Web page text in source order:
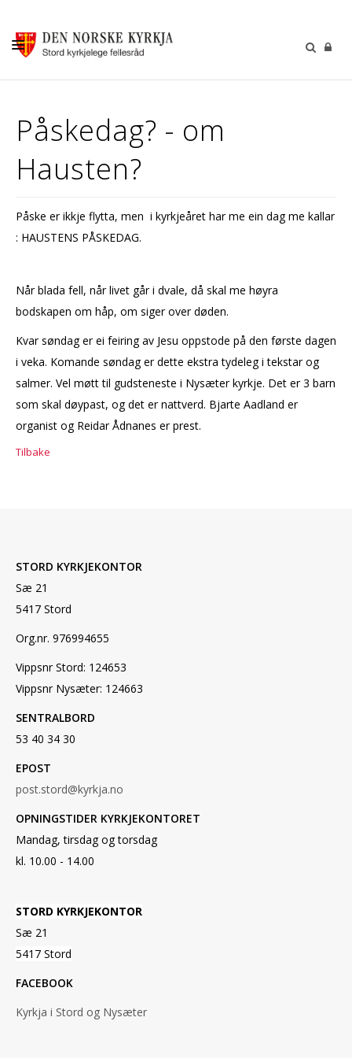
GUDSTENESTER
DÅP VIGSEL GRAVFERD
SOKNERÅDA
GI EI GÅVE
Påskedag? - om
Hausten?
Påske er ikkje flytta, men i kyrkjeåret har me ein dag me kallar
: HAUSTENS PÅSKEDAG.
Når blada fell, når livet går i dvale, då skal me høyra
bodskapen om håp, om siger over døden.
Kvar søndag er ei feiring av Jesu oppstode på den første dagen
i veka. Komande søndag er dette ekstra tydeleg i tekstar og
salmer. Vel møtt til gudsteneste i Nysæter kyrkje. Det er 3 barn
som skal døypast, og det er nattverd. Bjarte Aadland er
organist og Reidar Ådnanes er prest.
Tilbake
STORD KYRKJEKONTOR
Sæ 21
5417 Stord
Org.nr. 976994655
Vippsnr Stord: 124653
Vippsnr Nysæter: 124663
SENTRALBORD
53 40 34 30
EPOST
post.stord@kyrkja.no
OPNINGSTIDER KYRKJEKONTORET
Mandag, tirsdag og torsdag
kl. 10.00 - 14.00
STORD KYRKJEKONTOR
Sæ 21
5417 Stord
FACEBOOK
Kyrkja i Stord og Nysæter